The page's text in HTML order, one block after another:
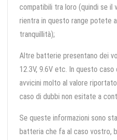
compatibili tra loro (quindi se il
rientra in questo range potete
tranquillità);
Altre batterie presentano dei
12.3V, 9.6V etc. In questo
avvicini molto al valore
caso di dubbi non esitate a
Se queste informazioni sono
batteria che fa al caso vostro,